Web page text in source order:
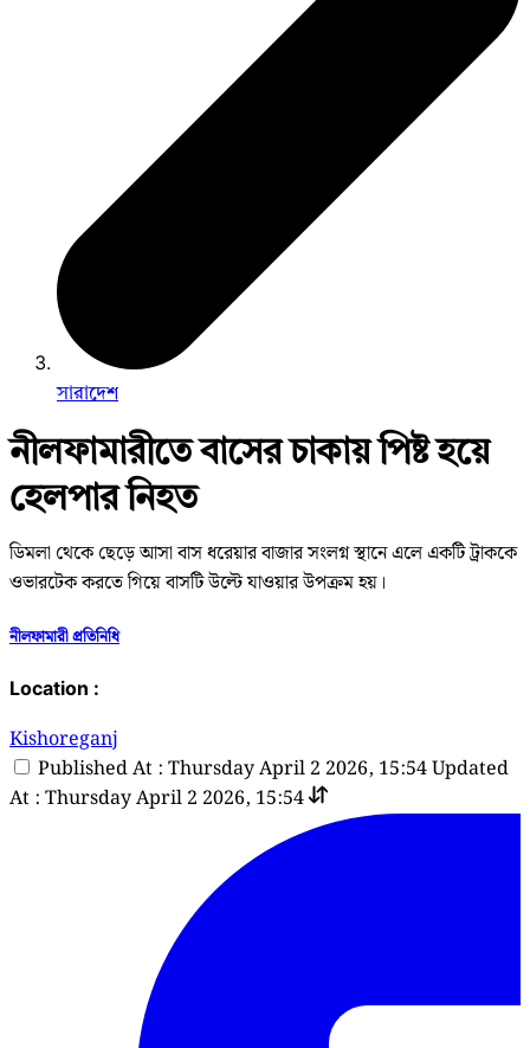
সারাদেশ
নীলফামারীতে বাসের চাকায় পিষ্ট হয়ে
হেলপার নিহত
ডিমলা থেকে ছেড়ে আসা বাস ধরেয়ার বাজার সংলগ্ন স্থানে এলে একটি ট্রাককে
ওভারটেক করতে গিয়ে বাসটি উল্টে যাওয়ার উপক্রম হয়।
নীলফামারী প্রতিনিধি
Location :
Kishoreganj
Published At : Thursday April 2 2026, 15:54Updated
At : Thursday April 2 2026, 15:54